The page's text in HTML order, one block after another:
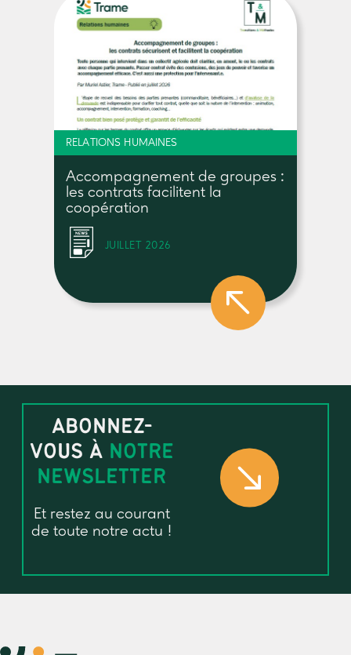
RELATIONS HUMAINES
Accompagnement de groupes :
les contrats facilitent la
coopération
JUILLET 2026
ABONNEZ-
VOUS À NOTRE
NEWSLETTER
Et restez au courant
de toute notre actu !